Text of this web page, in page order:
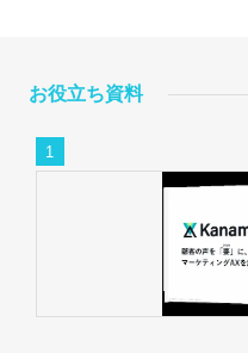
お役立ち資料